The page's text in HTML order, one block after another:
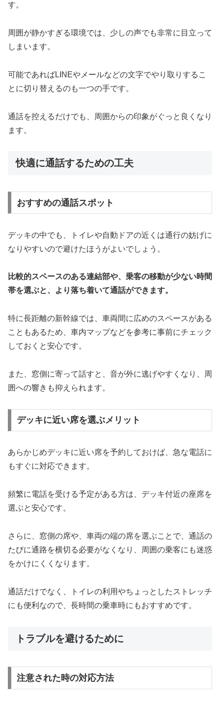
す。
周囲が静かすぎる環境では、少しの声でも非常に目立って
しまいます。
可能であればLINEやメールなどの文字でやり取りするこ
とに切り替えるのも一つの手です。
通話を控えるだけでも、周囲からの印象がぐっと良くなり
ます。
快適に通話するための工夫
おすすめの通話スポット
デッキの中でも、トイレや自動ドアの近くは通行の妨げに
なりやすいので避けたほうがよいでしょう。
比較的スペースのある連結部や、乗客の移動が少ない時間
帯を選ぶと、より落ち着いて通話ができます。
特に長距離の新幹線では、車両間に広めのスペースがある
こともあるため、車内マップなどを参考に事前にチェック
しておくと安心です。
また、窓側に寄って話すと、音が外に逃げやすくなり、周
囲への響きも抑えられます。
デッキに近い席を選ぶメリット
あらかじめデッキに近い席を予約しておけば、急な電話に
もすぐに対応できます。
頻繁に電話を受ける予定がある方は、デッキ付近の座席を
選ぶと安心です。
さらに、窓側の席や、車両の端の席を選ぶことで、通話の
たびに通路を横切る必要がなくなり、周囲の乗客にも迷惑
をかけにくくなります。
通話だけでなく、トイレの利用やちょっとしたストレッチ
にも便利なので、長時間の乗車時にもおすすめです。
トラブルを避けるために
注意された時の対応方法